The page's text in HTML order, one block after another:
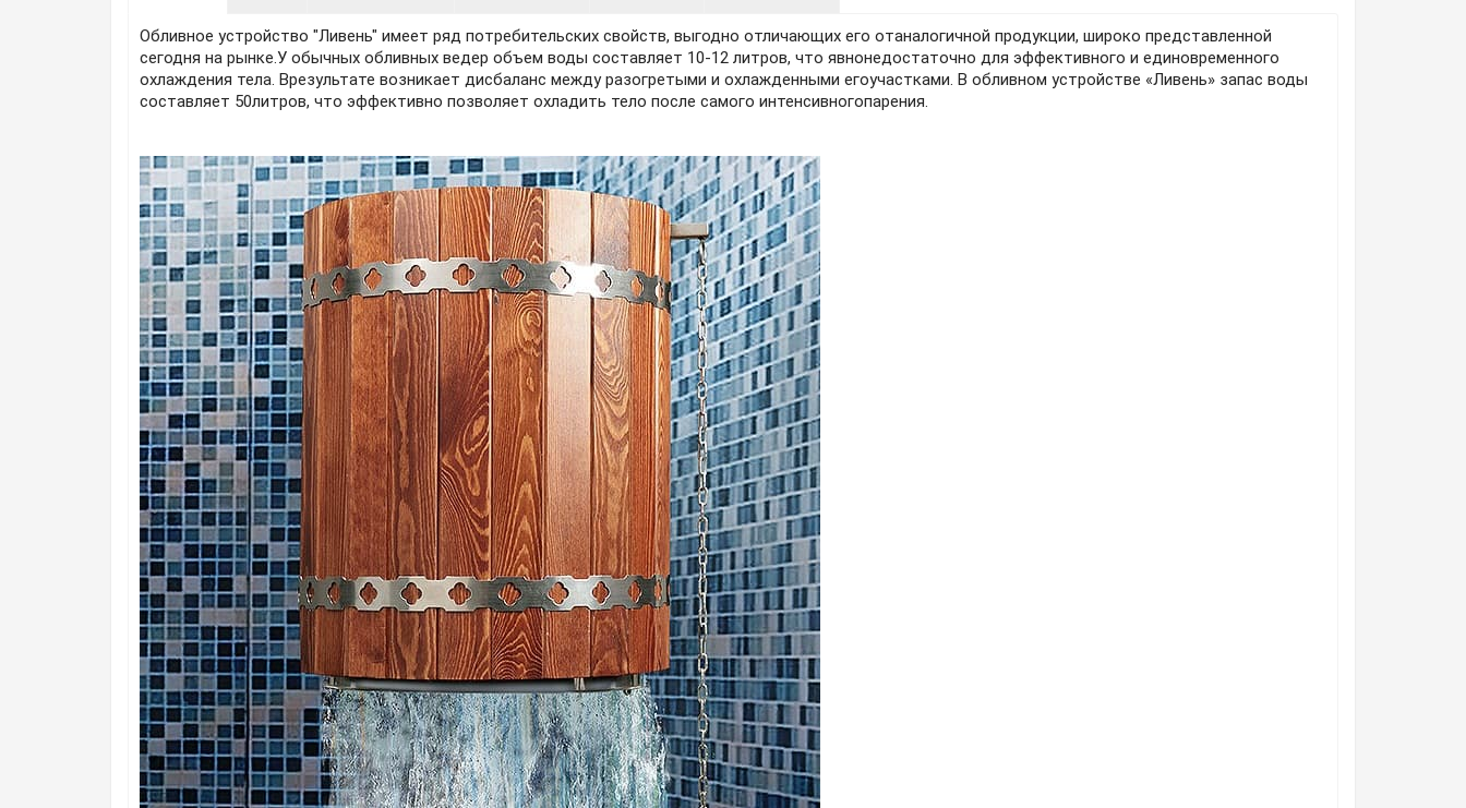
Обливное устройство "Ливень" имеет ряд потребительских свойств, выгодно отличающих его отаналогичной продукции, широко представленной
сегодня на рынке.У обычных обливных ведер объем воды составляет 10-12 литров, что явнонедостаточно для эффективного и единовременного
охлаждения тела. Врезультате возникает дисбаланс между разогретыми и охлажденными егоучастками. В обливном устройстве «Ливень» запас воды
составляет 50литров, что эффективно позволяет охладить тело после самого интенсивногопарения.